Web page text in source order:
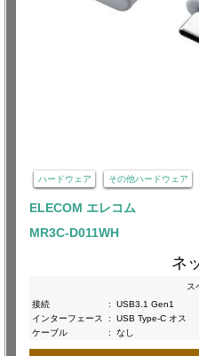
ハードウェア その他ハードウェア
ELECOM エレコム
MR3C-D011WH
ネ
ス
接続
:
USB3.1 Gen1
インターフェース
:
USB Type-C オス
ケーブル
: なし